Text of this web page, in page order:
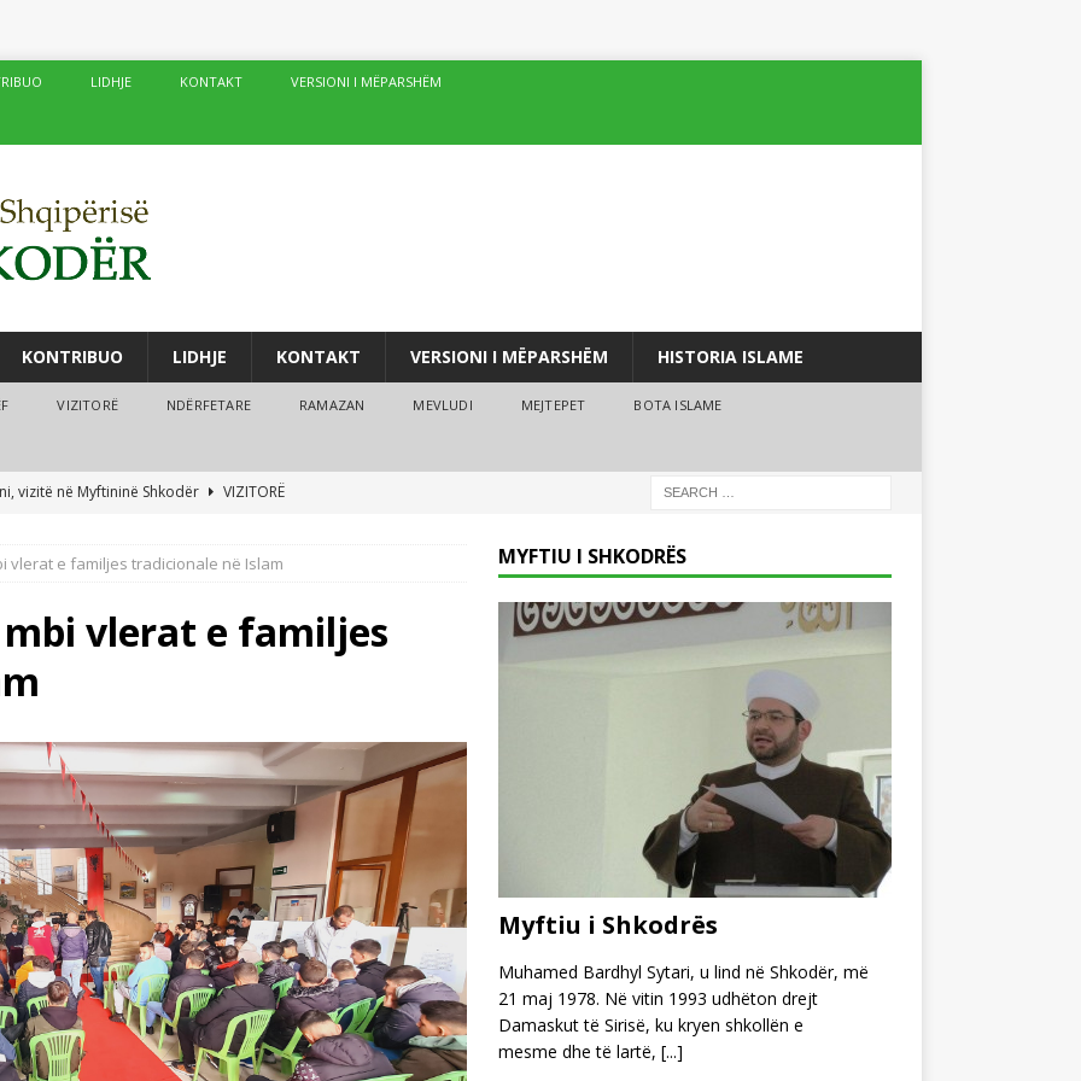
LIDHJE KONTAKT VERSIONI I MËPARSHËM
KONTRIBUO LIDHJE KONTAKT VERSIONI I MËPARSHËM HISTORIA ISLAME
VIZITORË NDËRFETARE RAMAZAN MEVLUDI MEJTEPET BOTA ISLAME
vizitë në Myftininë Shkodër
VIZITORË
njëpasnjëshme në të njëjtin vend, në zemër të Damaskut!
falënderim dhe mirënjohje për z. Astrit Rexhepi
kundër keqpërdorimit të termave të besimit dhe fesë!
vlerat e familjes tradicionale në Islam
vlerat e familjes
MYFTIU I SHKODRËS
Myftiu i Shkodrës
Muhamed Bardhyl Sytari, u lind në Shkodër, më
21 maj 1978. Në vitin 1993 udhëton drejt
Damaskut të Sirisë, ku kryen shkollën e
mesme dhe të lartë, [...]